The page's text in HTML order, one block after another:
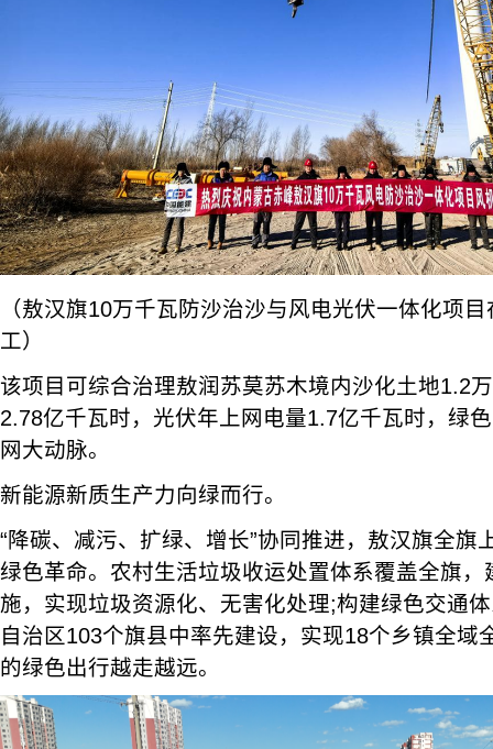
（敖汉旗10万千瓦防沙治沙与风电光伏一体化项
工）
该项目可综合治理敖润苏莫苏木境内沙化土地1.2
2.78亿千瓦时，光伏年上网电量1.7亿千瓦时，绿
网大动脉。
新能源新质生产力向绿而行。
“降碳、减污、扩绿、增长”协同推进，敖汉旗全旗
绿色革命。农村生活垃圾收运处置体系覆盖全旗，
施，实现垃圾资源化、无害化处理;构建绿色交通
自治区103个旗县中率先建设，实现18个乡镇全域
的绿色出行越走越远。